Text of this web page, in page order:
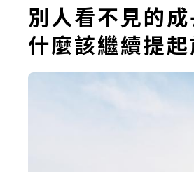
別人看不見的
什麼該繼續提